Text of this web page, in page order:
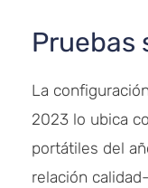
Pruebas
La
2023 lo ubica
portátiles del
relación